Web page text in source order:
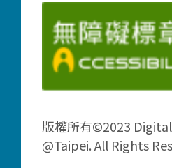
版權所有©2023
@Taipei. All Rights